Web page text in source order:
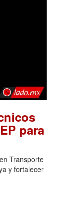
para
Transporte
y fortalecer